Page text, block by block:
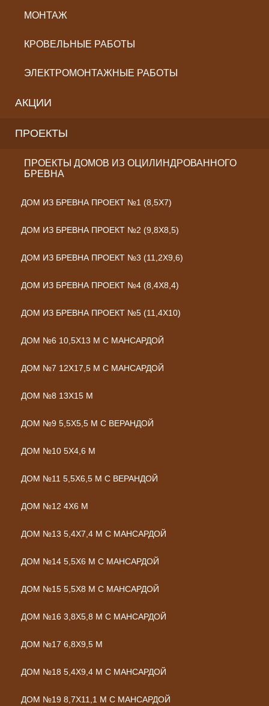
МОНТАЖ
КРОВЕЛЬНЫЕ РАБОТЫ
ЭЛЕКТРОМОНТАЖНЫЕ РАБОТЫ
АКЦИИ
ПРОЕКТЫ
ПРОЕКТЫ ДОМОВ ИЗ ОЦИЛИНДРОВАННОГО
БРЕВНА
ДОМ ИЗ БРЕВНА ПРОЕКТ №1 (8,5X7)
ДОМ ИЗ БРЕВНА ПРОЕКТ №2 (9,8Х8,5)
ДОМ ИЗ БРЕВНА ПРОЕКТ №3 (11,2Х9,6)
ДОМ ИЗ БРЕВНА ПРОЕКТ №4 (8,4Х8,4)
ДОМ ИЗ БРЕВНА ПРОЕКТ №5 (11,4Х10)
ДОМ №6 10,5Х13 М С МАНСАРДОЙ
ДОМ №7 12Х17,5 М С МАНСАРДОЙ
ДОМ №8 13Х15 М
ДОМ №9 5,5Х5,5 М С ВЕРАНДОЙ
ДОМ №10 5Х4,6 М
ДОМ №11 5,5Х6,5 М С ВЕРАНДОЙ
ДОМ №12 4Х6 М
ДОМ №13 5,4Х7,4 М С МАНСАРДОЙ
ДОМ №14 5,5Х6 М С МАНСАРДОЙ
ДОМ №15 5,5Х8 М С МАНСАРДОЙ
ДОМ №16 3,8Х5,8 М С МАНСАРДОЙ
ДОМ №17 6,8Х9,5 М
ДОМ №18 5,4Х9,4 М С МАНСАРДОЙ
ДОМ №19 8,7Х11,1 М С МАНСАРДОЙ